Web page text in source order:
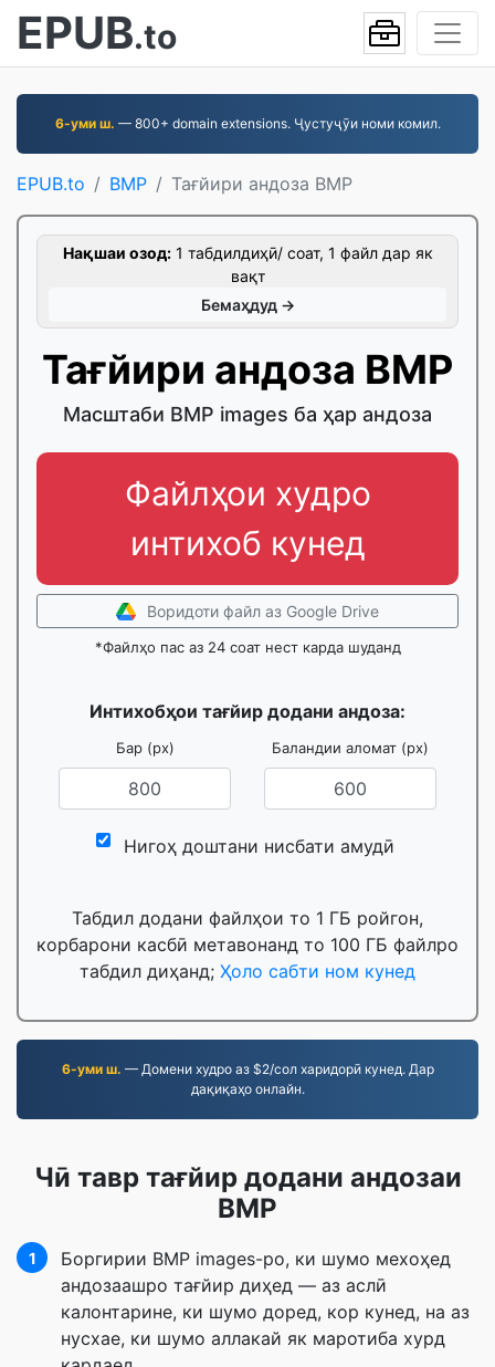
EPUB.to
6-уми ш. — 800+ domain extensions. Ҷустуҷӯи номи комил.
EPUB.to BMP Тағйири андоза BMP
Нақшаи озод:1 табдилдиҳӣ/ соат, 1 файл дар як
вақт
Бемаҳдуд →
Тағйири андоза BMP
Масштаби BMP images ба ҳар андоза
Файлҳои худро
интихоб кунед
Воридоти файл аз Google Drive
*Файлҳо пас аз 24 соат нест карда шуданд
Интихобҳои тағйир додани андоза:
Бар (px) Баландии аломат (px)
Нигоҳ доштани нисбати амудӣ
Табдил додани файлҳои то 1 ГБ ройгон,
корбарони касбӣ метавонанд то 100 ГБ файлро
табдил диҳанд; Ҳоло сабти ном кунед
6-уми ш. — Домени худро аз $2/сол харидорӣ кунед. Дар
дақиқаҳо онлайн.
Чӣ тавр тағйир додани андозаи
BMP
1
Боргирии BMP images-ро, ки шумо мехоҳед
андозаашро тағйир диҳед — аз аслӣ
калонтарине, ки шумо доред, кор кунед, на аз
нусхае, ки шумо аллакай як маротиба хурд